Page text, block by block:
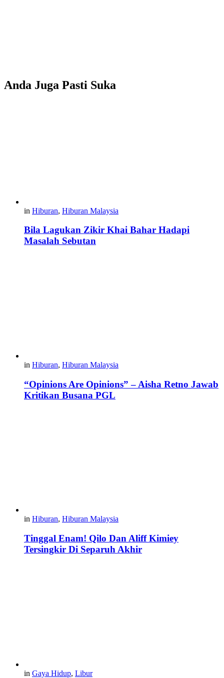
Anda Juga Pasti Suka
in Hiburan, Hiburan Malaysia
Bila Lagukan Zikir Khai Bahar Hadapi
Masalah Sebutan
in Hiburan, Hiburan Malaysia
“Opinions Are Opinions” – Aisha Retno Jawab
Kritikan Busana PGL
in Hiburan, Hiburan Malaysia
Tinggal Enam! Qilo Dan Aliff Kimiey
Tersingkir Di Separuh Akhir
in Gaya Hidup, Libur